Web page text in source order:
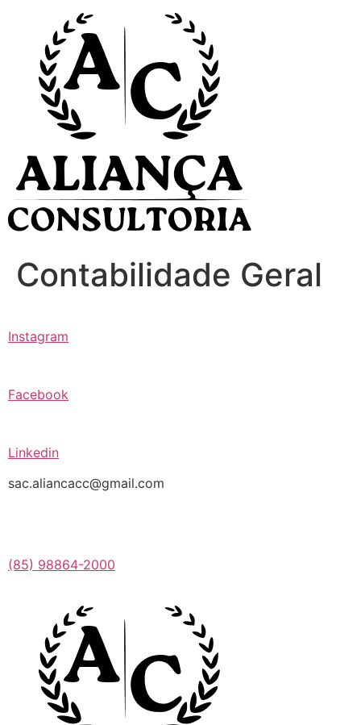
conteúdo
Contabilidade Geral
Instagram
Facebook
Linkedin
sac.aliancacc@gmail.com
(85) 98864-2000